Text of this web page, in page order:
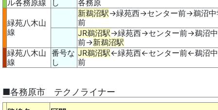
ル各務原線
し
各務原
緑苑八木山
線
新鵜沼駅→緑苑西→センター前→鵜沼中
前
JR鵜沼駅→緑苑西→センター前→鵜沼
前→新鵜沼駅
緑苑八木山
線
番号な
し
JR鵜沼駅←緑苑西←センター前←鵜沼
前
■各務原市 テクノライナー